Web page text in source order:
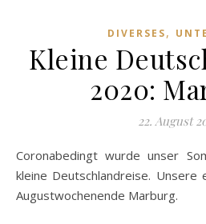
DIVERSES,
Kleine
2020:
22. August
Coronabedingt wurde unser Sommerurlaub wieder eine
kleine Deutschlandreise.
Augustwochenende Marburg.